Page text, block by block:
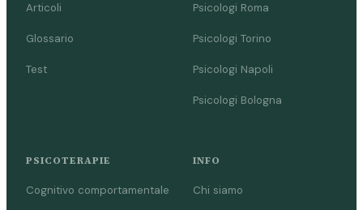
Articoli
Glossario
Test
Psicologi Roma
Psicologi Torino
Psicologi Napoli
Psicologi Bologna
PSICOTERAPIE
Cognitivo comportamentale
INFO
Chi siamo